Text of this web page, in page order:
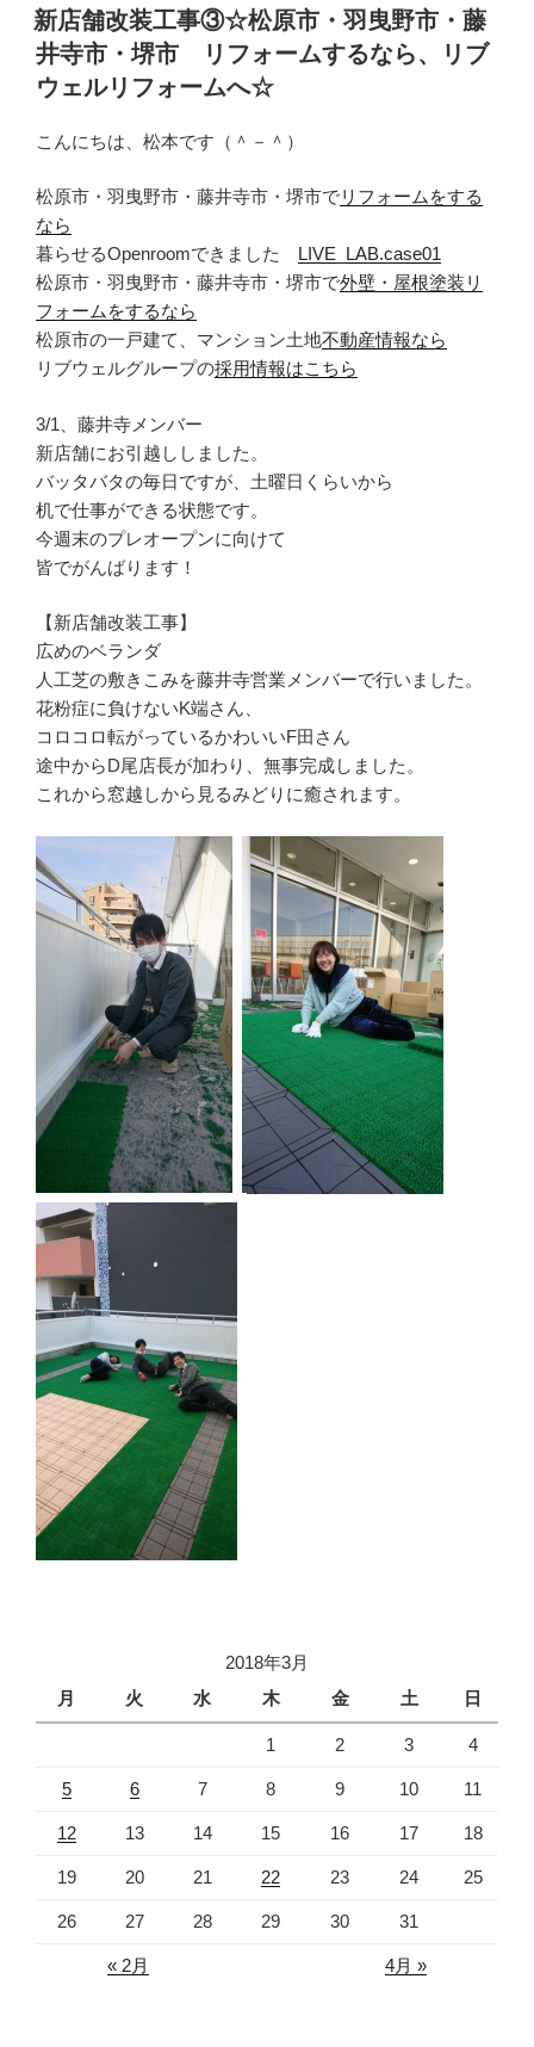
稿
日:
新店舗改装工事③☆松原市・羽曳野市・藤
井寺市・堺市 リフォームするなら、リブ
ウェルリフォームへ☆
こんにちは、松本です（＾－＾）
松原市・羽曳野市・藤井寺市・堺市でリフォームをする
なら
暮らせるOpenroomできました LIVE_LAB.case01
松原市・羽曳野市・藤井寺市・堺市で外壁・屋根塗装リ
フォームをするなら
松原市の一戸建て、マンション土地不動産情報なら
リブウェルグループの採用情報はこちら
3/1、藤井寺メンバー
新店舗にお引越ししました。
バッタバタの毎日ですが、土曜日くらいから
机で仕事ができる状態です。
今週末のプレオープンに向けて
皆でがんばります！
【新店舗改装工事】
広めのベランダ
人工芝の敷きこみを藤井寺営業メンバーで行いました。
花粉症に負けないK端さん、
コロコロ転がっているかわいいF田さん
途中からD尾店長が加わり、無事完成しました。
これから窓越しから見るみどりに癒されます。
2018年3月
月
火 水 木 金 土 日
1 2 3 4
5 6 7 8 9 10 11
12 13 14 15 16 17 18
19 20 21 22 23 24 25
26 27 28 29 30 31
« 2月 4月 »